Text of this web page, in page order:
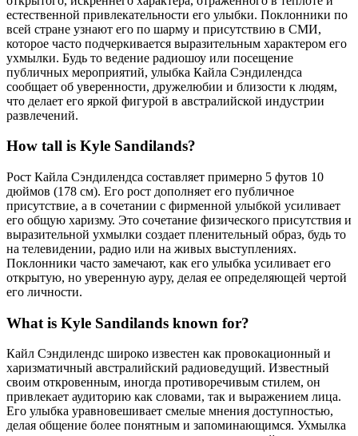
естественной привлекательности его улыбки. Поклонники по
всей стране узнают его по шарму и присутствию в СМИ,
которое часто подчеркивается выразительным характером его
ухмылки. Будь то ведение радиошоу или посещение
публичных мероприятий, улыбка Кайла Сэндилендса
сообщает об уверенности, дружелюбии и близости к людям,
что делает его яркой фигурой в австралийской индустрии
развлечений.
How tall is Kyle Sandilands?
Рост Кайла Сэндилендса составляет примерно 5 футов 10
дюймов (178 см). Его рост дополняет его публичное
присутствие, а в сочетании с фирменной улыбкой усиливает
его общую харизму. Это сочетание физического присутствия и
выразительной ухмылки создает пленительный образ, будь то
на телевидении, радио или на живых выступлениях.
Поклонники часто замечают, как его улыбка усиливает его
открытую, но уверенную ауру, делая ее определяющей чертой
его личности.
What is Kyle Sandilands known for?
Кайл Сэндилендс широко известен как провокационный и
харизматичный австралийский радиоведущий. Известный
своим откровенным, иногда противоречивым стилем, он
привлекает аудиторию как словами, так и выражением лица.
Его улыбка уравновешивает смелые мнения доступностью,
делая общение более понятным и запоминающимся. Ухмылка